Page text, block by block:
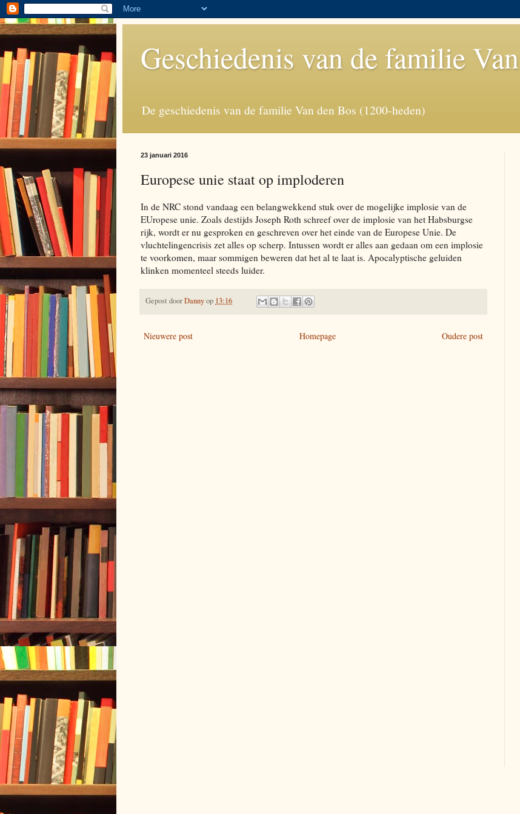
Geschiedenis van de familie
De geschiedenis van de familie Van den Bos (1200-heden)
23 januari 2016
Europese unie staat op imploderen
In de NRC stond vandaag een belangwekkend stuk over de mogelijke implosie van de
EUropese unie. Zoals destijds Joseph Roth schreef over de implosie van het Habsburgse
rijk, wordt er nu gesproken en geschreven over het einde van de Europese Unie. De
vluchtelingencrisis zet alles op scherp. Intussen wordt er alles aan gedaan om een implosie
te voorkomen, maar sommigen beweren dat het al te laat is. Apocalyptische geluiden
klinken momenteel steeds luider.
Gepost doorDannyop 13:16
Nieuwere post Oudere post
Homepage